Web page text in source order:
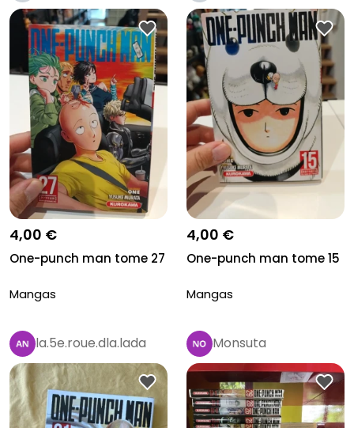
Pro
4,00 €
One-punch man tome 27
Mangas
Pro
4,00 €
One-punch man tome 15
Mangas
la.5e.roue.dla.lada Monsuta